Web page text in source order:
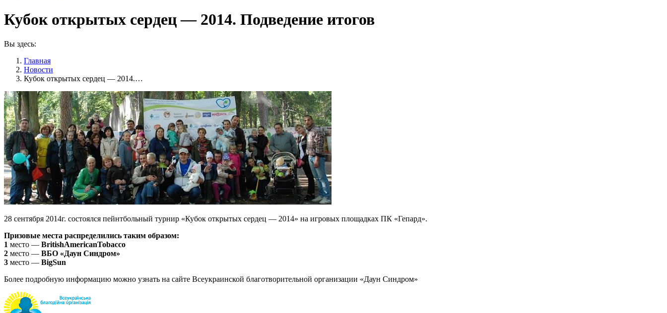
Кубок открытых сердец — 2014. Подведение итогов
Вы здесь:
Главная
Новости
Кубок открытых сердец — 2014.…
28 сентября 2014г. состоялся пейнтбольный турнир «Кубок открытых сердец — 2014» на игровых площадках ПК «Гепард».
Призовые места распределились таким образом:
1 место — BritishAmericanTobacco
2 место — ВБО «Даун Синдром»
3 место — BigSun
Более подробную информацию можно узнать на сайте Всеукраинской благотворительной организации «Даун Синдром»